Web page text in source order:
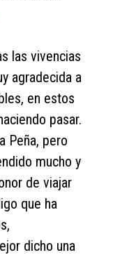
las vivencias
agradecida a
en estos
pasar.
Peña, pero
mucho y
de viajar
que ha
dicho una